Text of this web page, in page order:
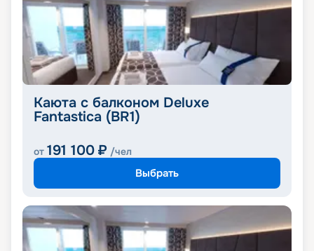
Каюта с балконом Deluxe
Fantastica (BR1)
от 191 100 ₽ /чел
Выбрать